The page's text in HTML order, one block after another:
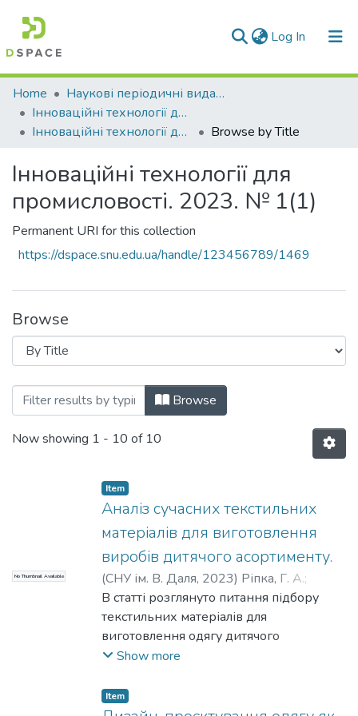
Log In (current)
Communities & Collections
All of DSpace
Home
Наукові періодичні видання СНУ ім. В. Даля
Інноваційні технології для промисловості
Інноваційні технології для промисловості. 2023. № 1(1)
Browse by Title
Інноваційні технології для
промисловості. 2023. № 1(1)
Permanent URI for this collection
https://dspace.snu.edu.ua/handle/123456789/1469
Browse
Browsing Інноваційні технології для
Browse
Now showing 1 - 10 of 10
No Thumbnail Available
Item
Аналіз сучасних текстильних
матеріалів для виготовлення
виробів дитячого асортименту.
(СНУ ім. В. Даля, 2023) Ріпка, Г. А.;
Воробйов, О. В.;Філіппов, Д. О.
В статті розглянуто питання підбору
текстильних матеріалів для
виготовлення одягу дитячого
асортименту. Встановлено, що більшість
ринку товарів не відповідають
Show more
Item